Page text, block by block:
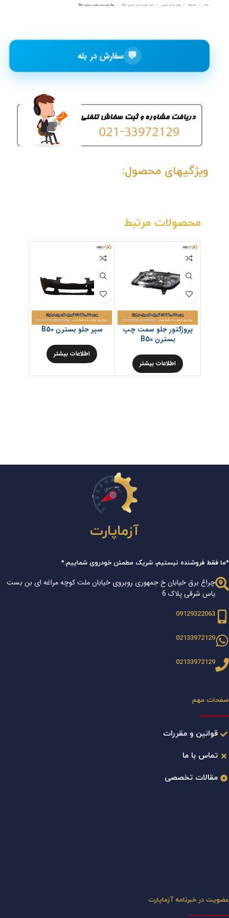
خانه خودروها لوازم یدکی بسترن خرید لوازم یدکی بسترن b50 چراغ جلو سمت راست بسترن B50
💬 سفارش در بله
ویژگیهای محصول:
محصولات مرتبط
پروژکتور جلو سمت چپ
بسترن B50
اطلاعات بیشتر
سپر جلو بسترن B50
اطلاعات بیشتر
آزماپارت
*ما فقط فروشنده نیستیم، شریک مطمئن خودروی شماییم.*
چراغ برق خیابان خ جمهوری روبروی خیابان ملت کوچه مراغه ای بن بست
یاس شرقی پلاک 6
09129322063
02133972129
02133972129
صفحات مهم
قوانین و مقررات
تماس با ما
مقالات تخصصی
عضویت در خبرنامه آزماپارت